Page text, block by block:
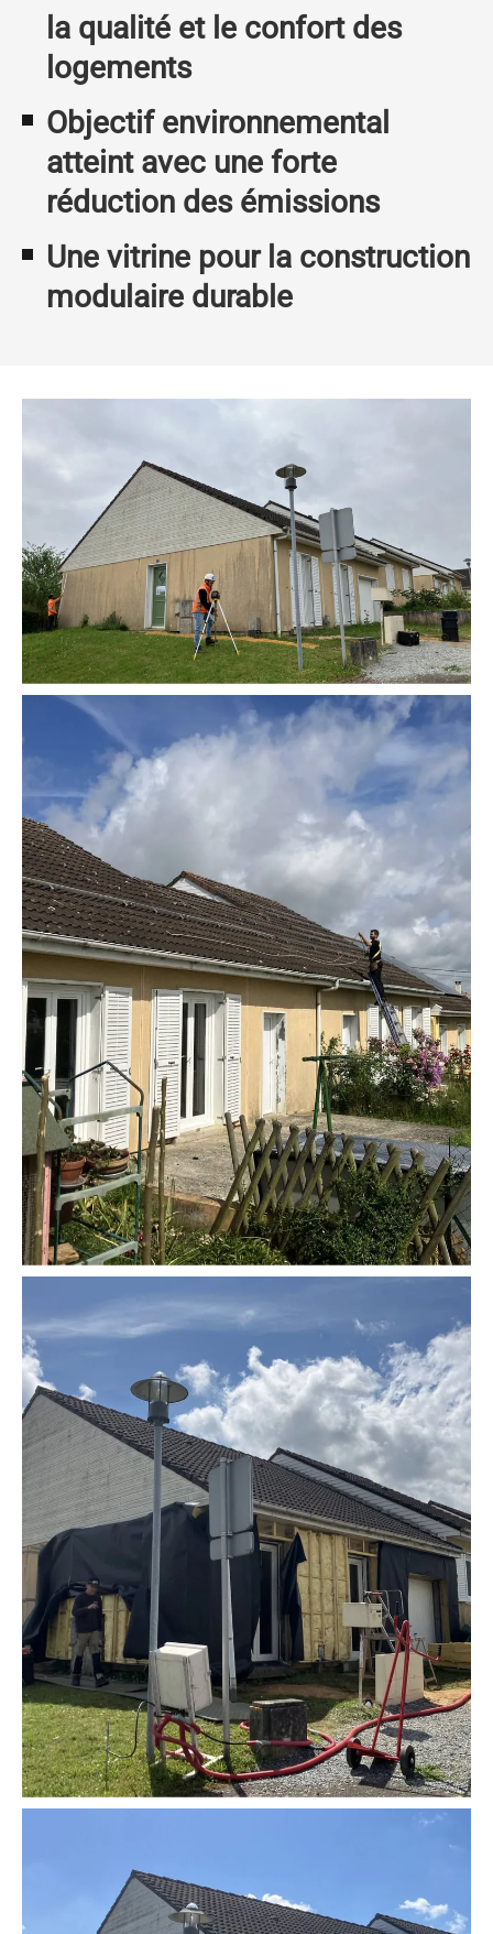
la qualité et le confort des
logements
Objectif environnemental
atteint avec une forte
réduction des émissions
Une vitrine pour la construction
modulaire durable